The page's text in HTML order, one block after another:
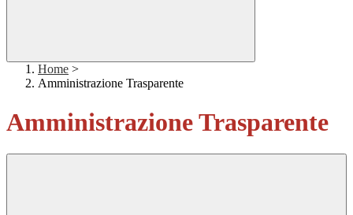
Home >
Amministrazione Trasparente
Amministrazione Trasparente